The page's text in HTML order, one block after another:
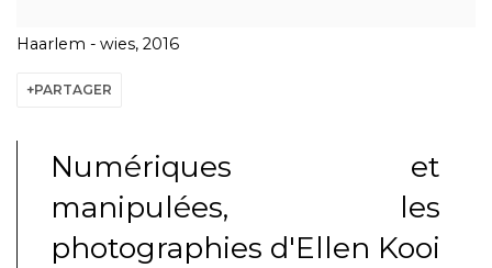
Haarlem - wies, 2016
PARTAGER
Numériques et
manipulées, les
photographies d'Ellen Kooi